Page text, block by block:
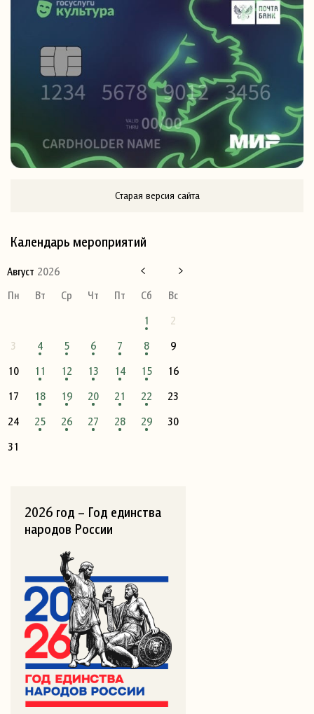
Старая версия сайта
Календарь мероприятий
Август 2026
Пн
Вт Ср Чт Пт Сб
Вс
1
2
3
4 5 6 7 8
9
10
11 12 13 14 15
16
17
18 19 20 21 22
23
24
25 26 27 28 29
30
31
2026 год – Год единства
народов России